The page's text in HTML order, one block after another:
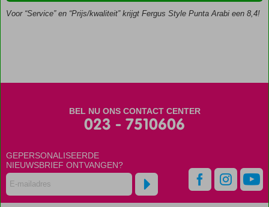
kamers
Voor “Service” en “Prijs/kwaliteit” krijgt Fergus Style Punta Arabi een 8,4!
BEL NU ONS CONTACT CENTER
023 - 7510606
GEPERSONALISEERDE
NIEUWSBRIEF ONTVANGEN?